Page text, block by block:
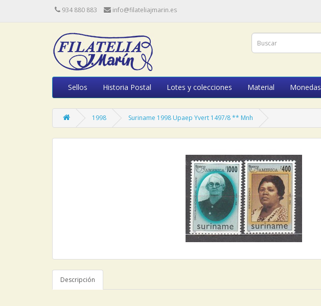
934 880 883 info@filateliajmarin.es
Sellos Historia Postal Lotes y colecciones Material Monedas
1998 Suriname 1998 Upaep Yvert 1497/8 ** Mnh
Descripción